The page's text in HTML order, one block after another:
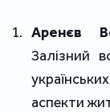
Аренєв
Залізний
аспекти